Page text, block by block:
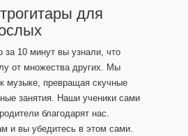
для
за 10 минут вы узнали, что
от множества других. Мы
музыке, превращая скучные
занятия. Наши ученики сами
благодарят нас.
и вы убедитесь в этом сами.